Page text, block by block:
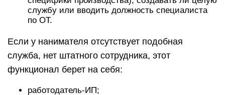
службу или вводить должность специалиста
по ОТ.
Если у нанимателя отсутствует подобная
служба, нет штатного сотрудника, этот
функционал берет на себя:
работодатель-ИП;